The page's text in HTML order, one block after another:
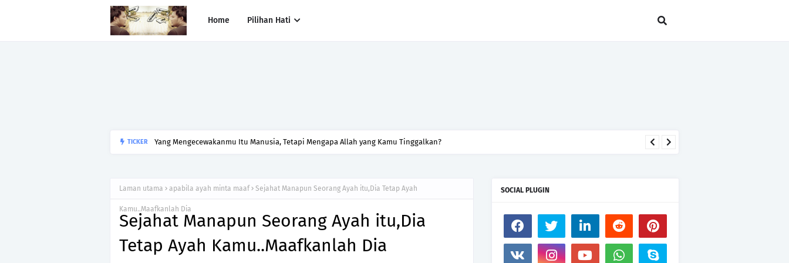
Home Pilihan Hati
TICKER Yang Mengecewakanmu Itu Manusia, Tetapi Mengapa Allah yang Kamu Tinggalkan?
Laman utama apabila ayah minta maaf Sejahat Manapun Seorang Ayah itu,Dia Tetap Ayah
Kamu..Maafkanlah Dia
Sejahat Manapun Seorang Ayah itu,Dia
Tetap Ayah Kamu..Maafkanlah Dia
SOCIAL PLUGIN